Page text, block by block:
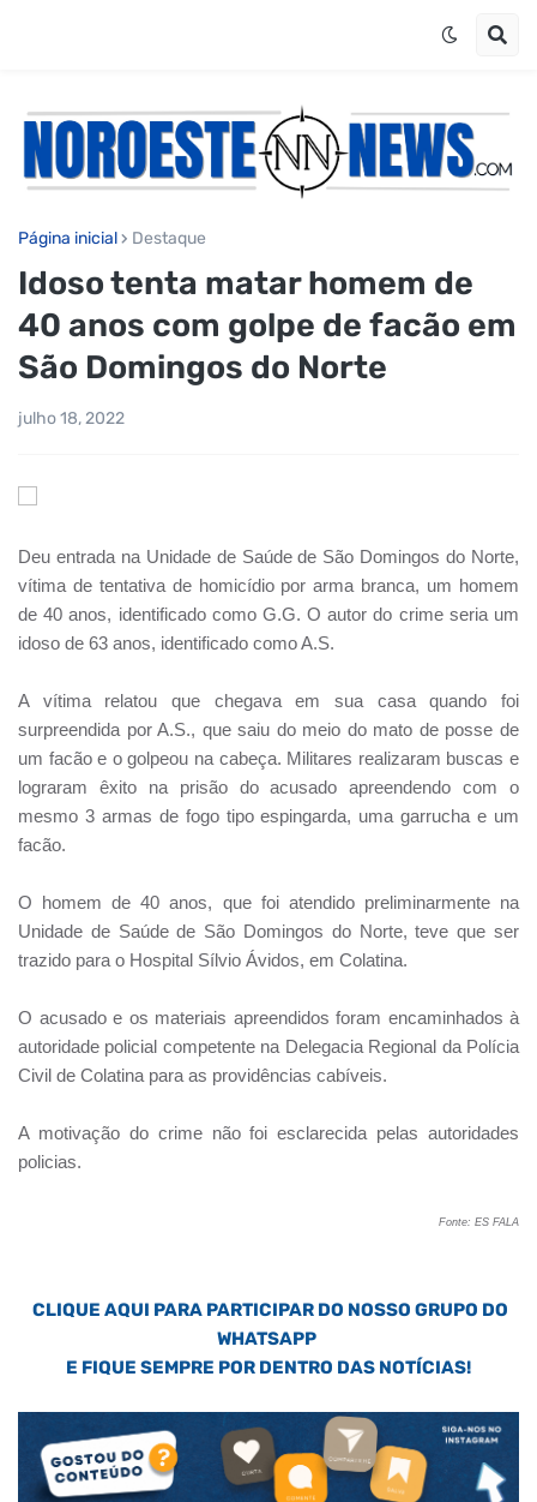
Página inicial Destaque
Idoso tenta matar homem de
40 anos com golpe de facão em
São Domingos do Norte
julho 18, 2022
Deu entrada na Unidade de Saúde de São Domingos do Norte,
vítima de tentativa de homicídio por arma branca, um homem
de 40 anos, identificado como G.G. O autor do crime seria um
idoso de 63 anos, identificado como A.S.
A vítima relatou que chegava em sua casa quando foi
surpreendida por A.S., que saiu do meio do mato de posse de
um facão e o golpeou na cabeça. Militares realizaram buscas e
lograram êxito na prisão do acusado apreendendo com o
mesmo 3 armas de fogo tipo espingarda, uma garrucha e um
facão.
O homem de 40 anos, que foi atendido preliminarmente na
Unidade de Saúde de São Domingos do Norte, teve que ser
trazido para o Hospital Sílvio Ávidos, em Colatina.
O acusado e os materiais apreendidos foram encaminhados à
autoridade policial competente na Delegacia Regional da Polícia
Civil de Colatina para as providências cabíveis.
A motivação do crime não foi esclarecida pelas autoridades
policias.
Fonte: ES FALA
CLIQUE AQUI PARA PARTICIPAR DO NOSSO GRUPO DO
WHATSAPP
E FIQUE SEMPRE POR DENTRO DAS NOTÍCIAS!